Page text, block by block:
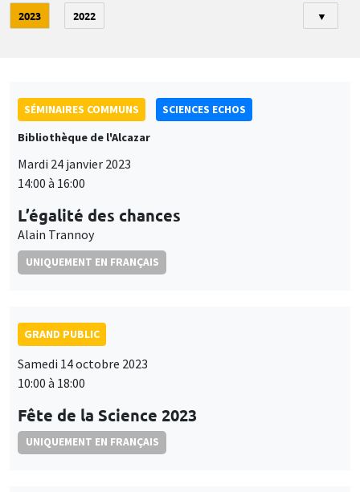
2023 2022 ▼
SÉMINAIRES COMMUNS
SCIENCES ECHOS
Bibliothèque de l'Alcazar
Mardi 24 janvier 2023
14:00 à 16:00
L’égalité des chances
Alain Trannoy
UNIQUEMENT EN FRANÇAIS
GRAND PUBLIC
Samedi 14 octobre 2023
10:00 à 18:00
Fête de la Science 2023
UNIQUEMENT EN FRANÇAIS